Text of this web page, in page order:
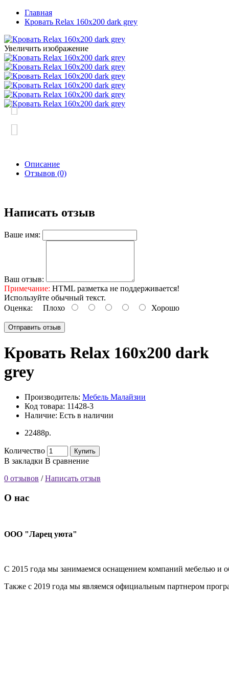
Главная
Кровать Relax 160х200 dark grey
Увеличить изображение
Описание
Отзывов (0)
Написать отзыв
Ваше имя:
Ваш отзыв:
Примечание: HTML разметка не поддерживается!
Используйте обычный текст.
Оценка: Плохо Хорошо
Отправить отзыв
Кровать Relax 160х200 dark
grey
Производитель: Мебель Малайзии
Код товара: 11428-3
Наличие: Есть в наличии
22488р.
Количество Купить
В закладки В сравнение
0 отзывов /Написать отзыв
О нас
ООО "Ларец уюта"
С 2015 года мы занимаемся оснащением компаний мебелью и
Также с 2019 года мы являемся официальным партнером